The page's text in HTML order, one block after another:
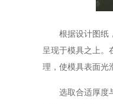
根据设计图纸，
呈现于模具之上。
理，使模具表面光
选取合适厚度与